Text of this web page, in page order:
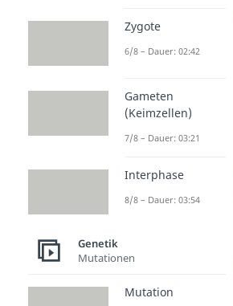
Methylgruppen
Typ II
DNA nahe oder
du hier genau
Schnittprodukte.
werden dabei
Sequenzen, die bis
Basenpaare lang
Typ II keine
Zygote
6/8 – Dauer: 02:42
Gameten
(Keimzellen)
7/8 – Dauer: 03:21
Interphase
8/8 – Dauer: 03:54
Genetik
Mutationen
Mutation